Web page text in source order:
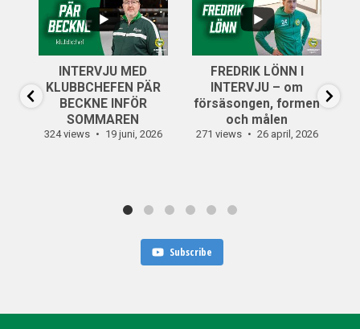
...
14
0
INTERVJU MED
KLUBBCHEFEN PÄR
BECKNE INFÖR
SOMMAREN
324 views 19 juni, 2026
6
0
FREDRIK LÖNN I
INTERVJU – om
försäsongen, formen
och målen
271 views 26 april, 2026
Subscribe